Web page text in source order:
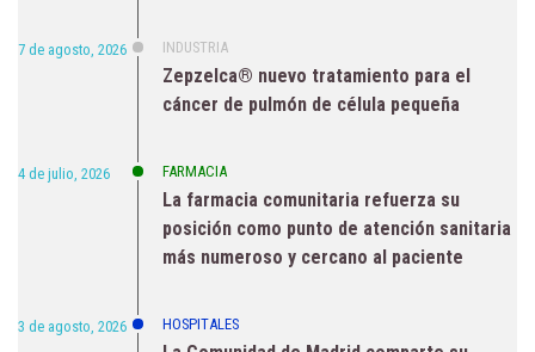
7 de agosto, 2026 INDUSTRIA
Zepzelca® nuevo tratamiento para el
cáncer de pulmón de célula pequeña
4 de julio, 2026 FARMACIA
La farmacia comunitaria refuerza su
posición como punto de atención sanitaria
más numeroso y cercano al paciente
3 de agosto, 2026 HOSPITALES